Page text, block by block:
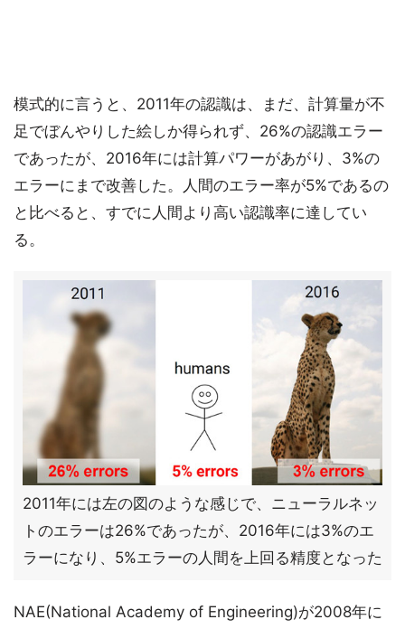
模式的に言うと、2011年の認識は、まだ、計算量が不
足でぼんやりした絵しか得られず、26%の認識エラー
であったが、2016年には計算パワーがあがり、3%の
エラーにまで改善した。人間のエラー率が5%であるの
と比べると、すでに人間より高い認識率に達してい
る。
2011年には左の図のような感じで、ニューラルネッ
トのエラーは26%であったが、2016年には3%のエ
ラーになり、5%エラーの人間を上回る精度となった
NAE(National Academy of Engineering)が2008年に